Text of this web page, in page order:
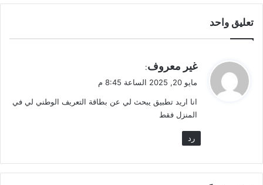
تعليق واحد
ي
ل
غير معروف:
مايو 20, 2025 الساعة 8:45 م
انا اريد تطبيق يبحث لي عن بطاقة التعريف الوطني لي في
المنزل فقط
رد